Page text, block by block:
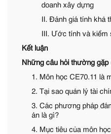
doanh xây dựng
II. Đánh giá tính khả
III. Ước tính và
Kết luận
Những câu hỏi thường gặp
1. Môn học CE70.11 là
2. Tại sao quản lý tài
3. Các phương pháp
án là gì?
4. Mục tiêu của môn